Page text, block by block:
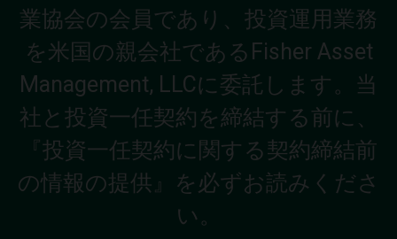
業協会の会員であり、投資運用業務
を米国の親会社であるFisher Asset
Management, LLCに委託します。当
社と投資一任契約を締結する前に、
『投資一任契約に関する契約締結前
の情報の提供』を必ずお読みくださ
い。